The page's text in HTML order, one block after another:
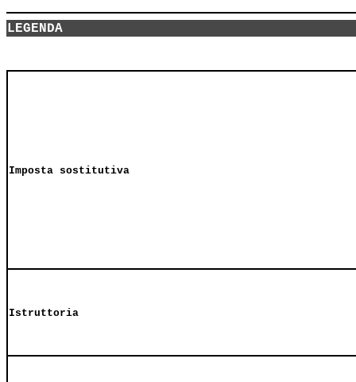
LEGENDA
Imposta sostitutiva
Istruttoria